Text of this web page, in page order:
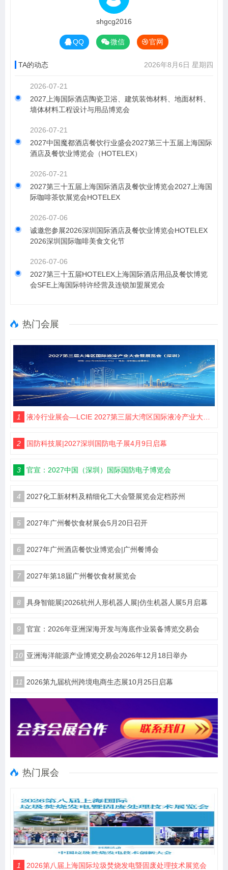
shgcg2016
QQ 微信 官网
TA的动态 2026年8月6日 星期四
2026-07-21
2027上海国际酒店陶瓷卫浴、建筑装饰材料、地面材料、
墙体材料工程设计与用品博览会
2026-07-21
2027中国魔都酒店餐饮行业盛会2027第三十五届上海国际
酒店及餐饮业博览会（HOTELEX）
2026-07-21
2027第三十五届上海国际酒店及餐饮业博览会2027上海国
际咖啡茶饮展览会HOTELEX
2026-07-06
诚邀您参展2026深圳国际酒店及餐饮业博览会HOTELEX
2026深圳国际咖啡美食文化节
2026-07-06
2027第三十五届HOTELEX上海国际酒店用品及餐饮博览
会SFE上海国际特许经营及连锁加盟展览会
热门会展
1 液冷行业展会—LCIE 2027第三届大湾区国际液冷产业大会暨展览会（深圳）
2 国防科技展|2027深圳国防电子展4月9日启幕
3 官宣：2027中国（深圳）国际国防电子博览会
4 2027化工新材料及精细化工大会暨展览会定档苏州
5 2027年广州餐饮食材展会5月20日召开
6 2027年广州酒店餐饮业博览会|广州餐博会
7 2027年第18届广州餐饮食材展览会
8 具身智能展|2026杭州人形机器人展|仿生机器人展5月启幕
9 官宣：2026年亚洲深海开发与海底作业装备博览交易会
10 亚洲海洋能源产业博览交易会2026年12月18日举办
11 2026第九届杭州跨境电商生态展10月25日启幕
热门展会
1 2026第八届上海国际垃圾焚烧发电暨固废处理技术展览会